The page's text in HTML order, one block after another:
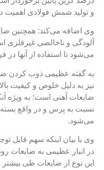
و تولید شمش فولادی اهمیت
وی اضافه می‌کند: همچنین
آلودگی‌ و ناخالصی‌
می‌شود تا استفاده از آنها در
به گفته عظیمی ذوب کردن
نیز به دلیل خلوص و کیفیت
ضایعات آهنی است؛ به ویژه
نسبت به پرس و در واقع
می‌شود.
وی با بیان اینکه سهم قابل
در انبار عظیمی به ضایعات
این نوع از ضایعات طی بیشتر